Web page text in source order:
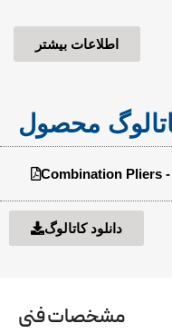
اطلاعات بیشتر
محصول
Combination Pliers
دانلود کاتالوگ
مشخصات فنی